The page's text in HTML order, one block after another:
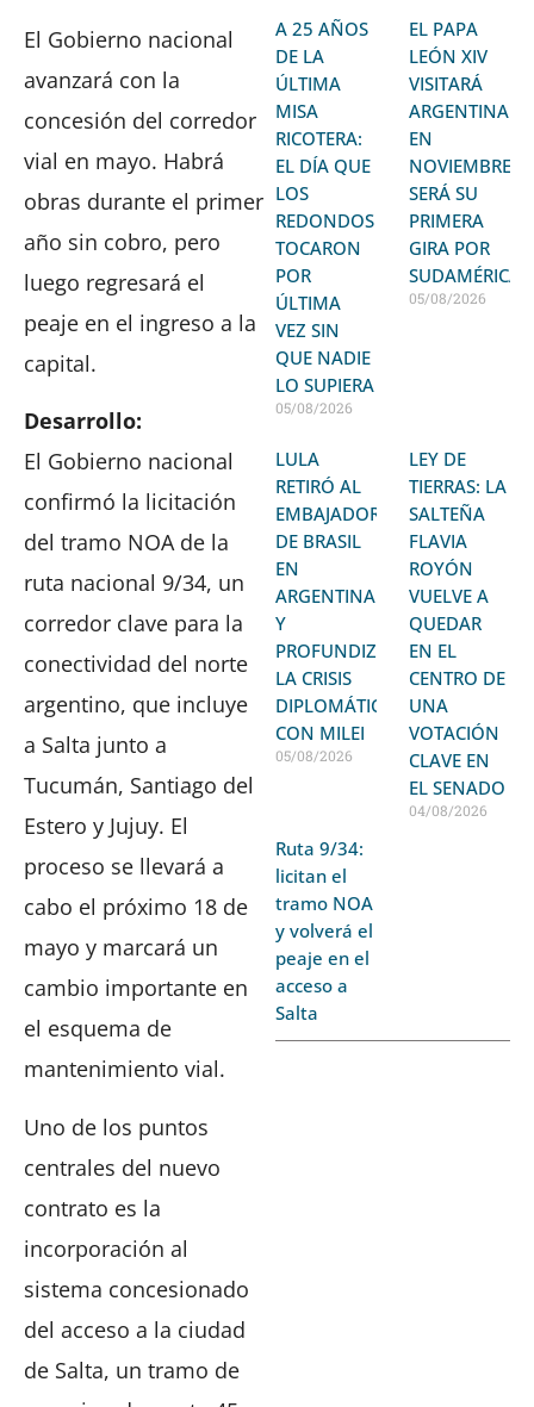
El Gobierno nacional
avanzará con la
concesión del corredor
vial en mayo. Habrá
obras durante el primer
año sin cobro, pero
luego regresará el
peaje en el ingreso a la
capital.
Desarrollo:
El Gobierno nacional
confirmó la licitación
del tramo NOA de la
ruta nacional 9/34, un
corredor clave para la
conectividad del norte
argentino, que incluye
a Salta junto a
Tucumán, Santiago del
Estero y Jujuy. El
proceso se llevará a
cabo el próximo 18 de
mayo y marcará un
cambio importante en
el esquema de
mantenimiento vial.
Uno de los puntos
centrales del nuevo
contrato es la
incorporación al
sistema concesionado
del acceso a la ciudad
de Salta, un tramo de
A 25 AÑOS
DE LA
ÚLTIMA
MISA
RICOTERA:
EL DÍA QUE
LOS
REDONDOS
TOCARON
POR
ÚLTIMA
VEZ SIN
QUE NADIE
LO SUPIERA
05/08/2026
EL PAPA
LEÓN XIV
VISITARÁ
ARGENTINA
EN
NOVIEMBRE:
SERÁ SU
PRIMERA
GIRA POR
SUDAMÉRICA
05/08/2026
LULA
RETIRÓ AL
EMBAJADOR
DE BRASIL
EN
ARGENTINA
Y
PROFUNDIZA
LA CRISIS
DIPLOMÁTICA
CON MILEI
05/08/2026
LEY DE
TIERRAS: LA
SALTEÑA
FLAVIA
ROYÓN
VUELVE A
QUEDAR
EN EL
CENTRO DE
UNA
VOTACIÓN
CLAVE EN
EL SENADO
04/08/2026
Ruta 9/34:
licitan el
tramo NOA
y volverá el
peaje en el
acceso a
Salta